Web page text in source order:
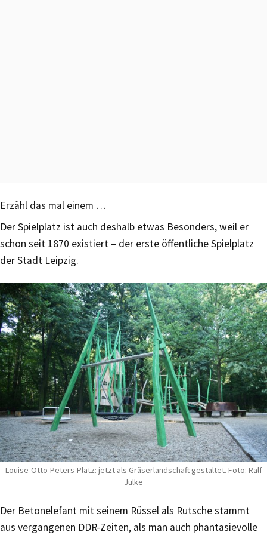
Erzähl das mal einem …
Der Spielplatz ist auch deshalb etwas Besonders, weil er
schon seit 1870 existiert – der erste öffentliche Spielplatz
der Stadt Leipzig.
Louise-Otto-Peters-Platz: jetzt als Gräserlandschaft gestaltet. Foto: Ralf
Julke
Der Betonelefant mit seinem Rüssel als Rutsche stammt
aus vergangenen DDR-Zeiten, als man auch phantasievolle